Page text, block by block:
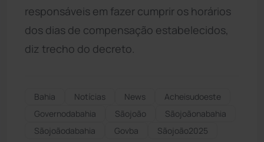
responsáveis em fazer cumprir os horários
dos dias de compensação estabelecidos,
diz trecho do decreto.
Bahia Notícias News
Acheisudoeste
Governodabahia
Sãojoão
Sãojoãonabahia
Sãojoãodabahia
Govba Sãojoão2025